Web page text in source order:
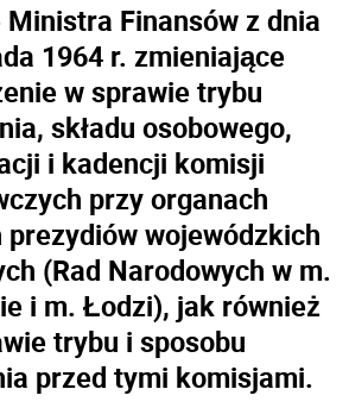
Finansów z dnia
1964 r. zmieniające
w sprawie trybu
składu osobowego,
i kadencji komisji
przy organach
wojewódzkich
(Rad Narodowych w m.
i m. Łodzi), jak również
trybu i sposobu
przed tymi komisjami.